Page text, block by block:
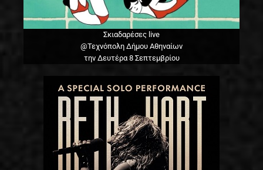
Σκιαδαρέσες live
@Τεχνόπολη Δήμου Αθηναίων
την Δευτέρα 8 Σεπτεμβρίου